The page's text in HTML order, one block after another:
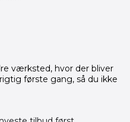
værksted, hvor der bliver
første gang, så du ikke